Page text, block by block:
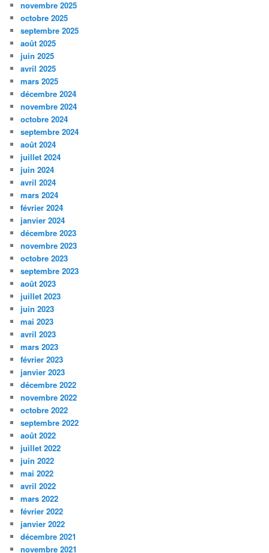
novembre 2025
octobre 2025
septembre 2025
août 2025
juin 2025
avril 2025
mars 2025
décembre 2024
novembre 2024
octobre 2024
septembre 2024
août 2024
juillet 2024
juin 2024
avril 2024
mars 2024
février 2024
janvier 2024
décembre 2023
novembre 2023
octobre 2023
septembre 2023
août 2023
juillet 2023
juin 2023
mai 2023
avril 2023
mars 2023
février 2023
janvier 2023
décembre 2022
novembre 2022
octobre 2022
septembre 2022
août 2022
juillet 2022
juin 2022
mai 2022
avril 2022
mars 2022
février 2022
janvier 2022
décembre 2021
novembre 2021